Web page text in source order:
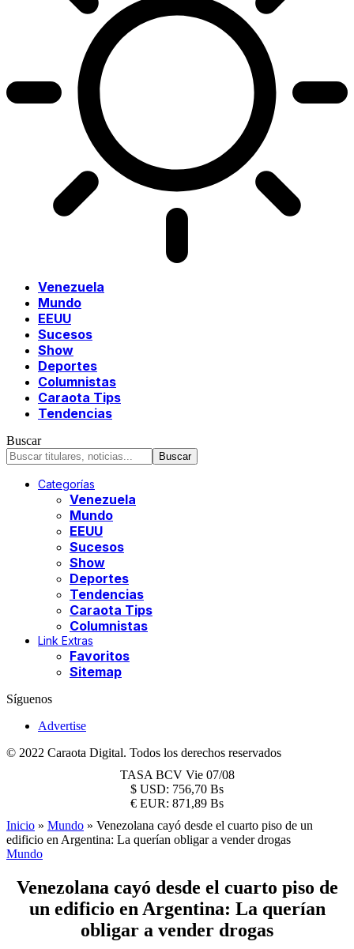
Venezuela
Mundo
EEUU
Sucesos
Show
Deportes
Columnistas
Caraota Tips
Tendencias
Buscar
Categorías
Venezuela
Mundo
EEUU
Sucesos
Show
Deportes
Tendencias
Caraota Tips
Columnistas
Link Extras
Favoritos
Sitemap
Síguenos
Advertise
© 2022 Caraota Digital. Todos los derechos reservados
TASA BCV Vie 07/08
$ USD: 756,70 Bs
€ EUR: 871,89 Bs
Inicio » Mundo » Venezolana cayó desde el cuarto piso de un
edificio en Argentina: La querían obligar a vender drogas
Mundo
Venezolana cayó desde el cuarto piso de
un edificio en Argentina: La querían
obligar a vender drogas